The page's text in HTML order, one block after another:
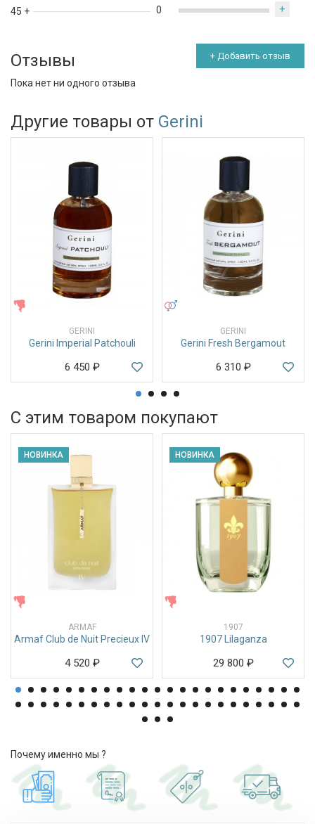
45 + 0 +
Отзывы + Добавить отзыв
Пока нет ни одного отзыва
Другие товары от Gerini
GERINI
Gerini Imperial Patchouli
6 450 ₽
GERINI
Gerini Fresh Bergamout
6 310 ₽
С этим товаром покупают
НОВИНКА
ARMAF
Armaf Club de Nuit Precieux IV
4 520 ₽
НОВИНКА
1907
1907 Lilaganza
29 800 ₽
Почему именно мы ?